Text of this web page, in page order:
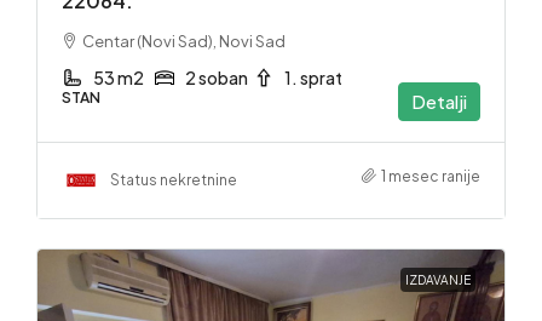
Centar (Novi Sad), Novi Sad
53 m2 2 soban 1. sprat
STAN Detalji
Status nekretnine 1 mesec ranije
IZDAVANJE